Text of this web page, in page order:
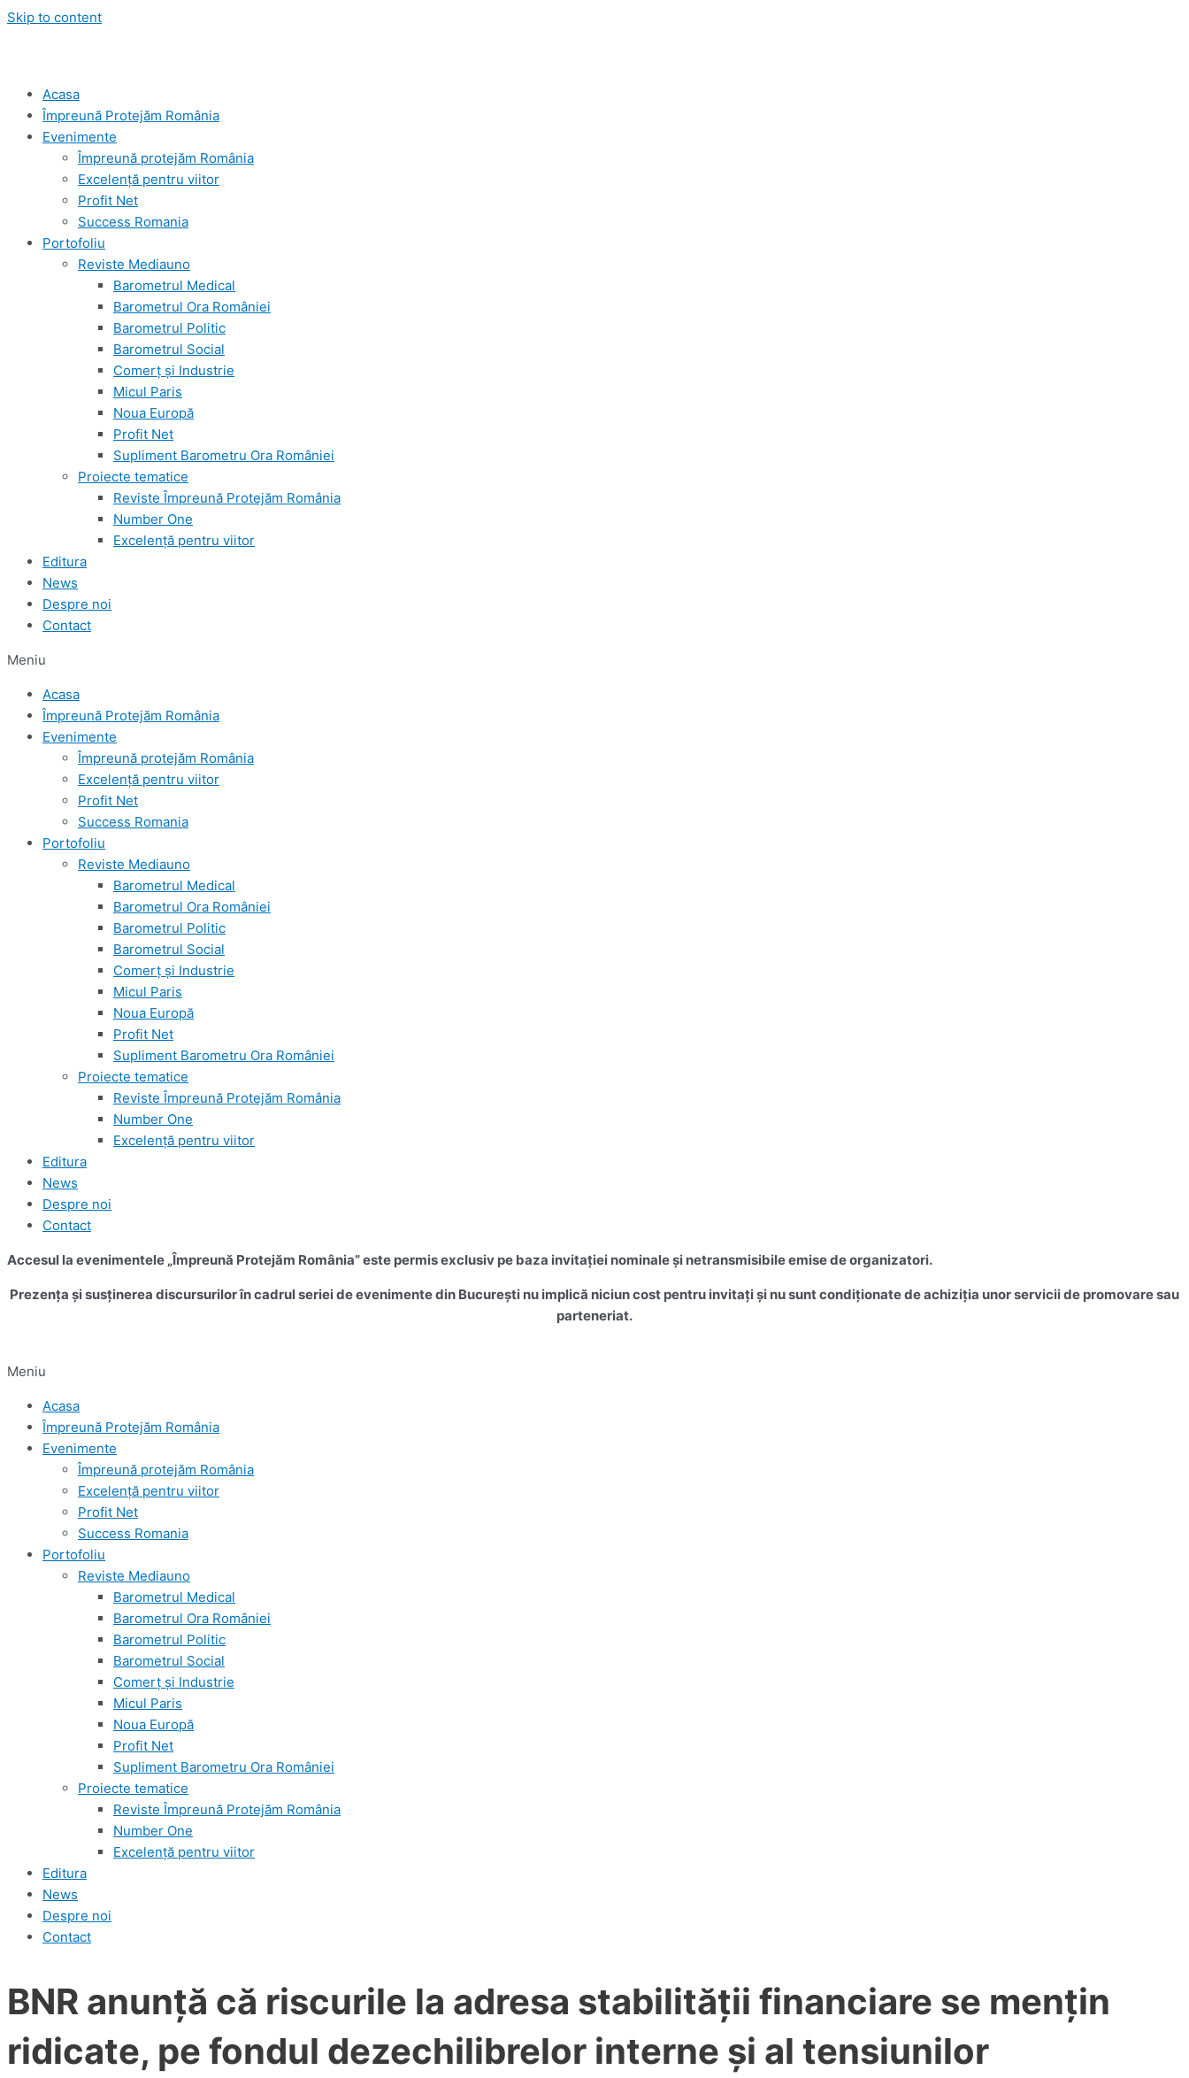
Skip to content
Acasa
Împreună Protejăm România
Evenimente
Împreună protejăm România
Excelență pentru viitor
Profit Net
Success Romania
Portofoliu
Reviste Mediauno
Barometrul Medical
Barometrul Ora României
Barometrul Politic
Barometrul Social
Comerț și Industrie
Micul Paris
Noua Europă
Profit Net
Supliment Barometru Ora României
Proiecte tematice
Reviste Împreună Protejăm România
Number One
Excelență pentru viitor
Editura
News
Despre noi
Contact
Meniu
Acasa
Împreună Protejăm România
Evenimente
Împreună protejăm România
Excelență pentru viitor
Profit Net
Success Romania
Portofoliu
Reviste Mediauno
Barometrul Medical
Barometrul Ora României
Barometrul Politic
Barometrul Social
Comerț și Industrie
Micul Paris
Noua Europă
Profit Net
Supliment Barometru Ora României
Proiecte tematice
Reviste Împreună Protejăm România
Number One
Excelență pentru viitor
Editura
News
Despre noi
Contact
Accesul la evenimentele „Împreună Protejăm România” este permis exclusiv pe baza invitației nominale și netransmisibile emise de organizatori.
Prezența și susținerea discursurilor în cadrul seriei de evenimente din București nu implică niciun cost pentru invitați și nu sunt condiționate de achiziția unor servicii de promovare sau
parteneriat.
Meniu
Acasa
Împreună Protejăm România
Evenimente
Împreună protejăm România
Excelență pentru viitor
Profit Net
Success Romania
Portofoliu
Reviste Mediauno
Barometrul Medical
Barometrul Ora României
Barometrul Politic
Barometrul Social
Comerț și Industrie
Micul Paris
Noua Europă
Profit Net
Supliment Barometru Ora României
Proiecte tematice
Reviste Împreună Protejăm România
Number One
Excelență pentru viitor
Editura
News
Despre noi
Contact
BNR anunță că riscurile la adresa stabilităţii financiare se menţin
ridicate, pe fondul dezechilibrelor interne şi al tensiunilor